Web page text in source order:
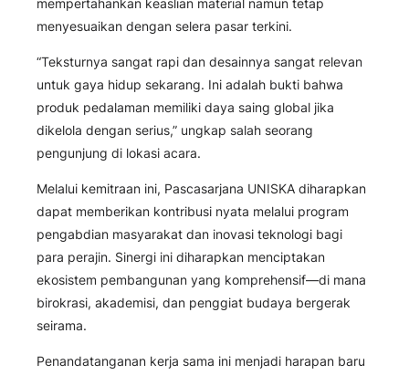
menyesuaikan dengan selera pasar terkini.
“Teksturnya sangat rapi dan desainnya sangat relevan
untuk gaya hidup sekarang. Ini adalah bukti bahwa
produk pedalaman memiliki daya saing global jika
dikelola dengan serius,” ungkap salah seorang
pengunjung di lokasi acara.
Melalui kemitraan ini, Pascasarjana UNISKA diharapkan
dapat memberikan kontribusi nyata melalui program
pengabdian masyarakat dan inovasi teknologi bagi
para perajin. Sinergi ini diharapkan menciptakan
ekosistem pembangunan yang komprehensif—di mana
birokrasi, akademisi, dan penggiat budaya bergerak
seirama.
Penandatanganan kerja sama ini menjadi harapan baru